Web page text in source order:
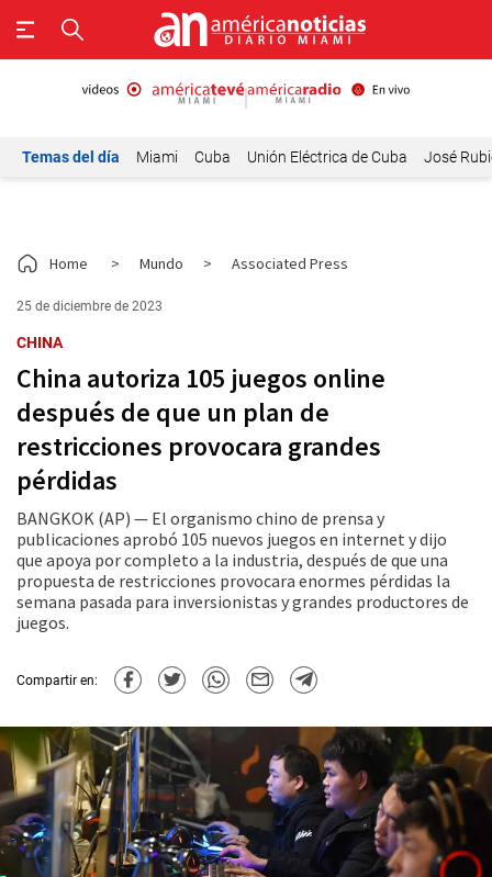
Temas del día Miami Cuba Unión Eléctrica de Cuba José
Home > Mundo > Associated Press
25 de diciembre de 2023
CHINA
China autoriza 105 juegos online
después de que un plan de
restricciones provocara grandes
pérdidas
BANGKOK (AP) — El organismo chino de prensa y
publicaciones aprobó 105 nuevos juegos en internet y dijo
que apoya por completo a la industria, después de que una
propuesta de restricciones provocara enormes pérdidas la
semana pasada para inversionistas y grandes productores de
juegos.
Compartir en: